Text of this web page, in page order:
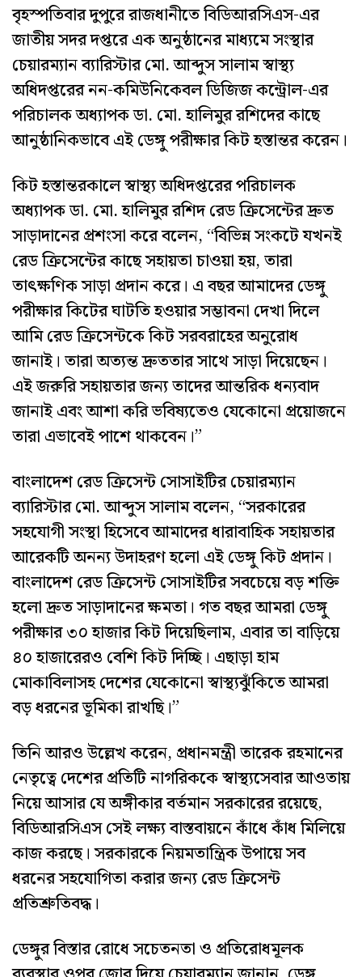
বৃহস্পতিবার দুপুরে রাজধানীতে বিডিআরসিএস-এর
জাতীয় সদর দপ্তরে এক অনুষ্ঠানের মাধ্যমে সংস্থার
চেয়ারম্যান ব্যারিস্টার মো. আব্দুস সালাম স্বাস্থ্য
অধিদপ্তরের নন-কমিউনিকেবল ডিজিজ কন্ট্রোল-এর
পরিচালক অধ্যাপক ডা. মো. হালিমুর রশিদের কাছে
আনুষ্ঠানিকভাবে এই ডেঙ্গু পরীক্ষার কিট হস্তান্তর করেন।
কিট হস্তান্তরকালে স্বাস্থ্য অধিদপ্তরের পরিচালক
অধ্যাপক ডা. মো. হালিমুর রশিদ রেড ক্রিসেন্টের দ্রুত
সাড়াদানের প্রশংসা করে বলেন, “বিভিন্ন সংকটে যখনই
রেড ক্রিসেন্টের কাছে সহায়তা চাওয়া হয়, তারা
তাৎক্ষণিক সাড়া প্রদান করে। এ বছর আমাদের ডেঙ্গু
পরীক্ষার কিটের ঘাটতি হওয়ার সম্ভাবনা দেখা দিলে
আমি রেড ক্রিসেন্টকে কিট সরবরাহের অনুরোধ
জানাই। তারা অত্যন্ত দ্রুততার সাথে সাড়া দিয়েছেন।
এই জরুরি সহায়তার জন্য তাদের আন্তরিক ধন্যবাদ
জানাই এবং আশা করি ভবিষ্যতেও যেকোনো প্রয়োজনে
তারা এভাবেই পাশে থাকবেন।”
বাংলাদেশ রেড ক্রিসেন্ট সোসাইটির চেয়ারম্যান
ব্যারিস্টার মো. আব্দুস সালাম বলেন, “সরকারের
সহযোগী সংস্থা হিসেবে আমাদের ধারাবাহিক সহায়তার
আরেকটি অনন্য উদাহরণ হলো এই ডেঙ্গু কিট প্রদান।
বাংলাদেশ রেড ক্রিসেন্ট সোসাইটির সবচেয়ে বড় শক্তি
হলো দ্রুত সাড়াদানের ক্ষমতা। গত বছর আমরা ডেঙ্গু
পরীক্ষার ৩০ হাজার কিট দিয়েছিলাম, এবার তা বাড়িয়ে
৪০ হাজারেরও বেশি কিট দিচ্ছি। এছাড়া হাম
মোকাবিলাসহ দেশের যেকোনো স্বাস্থ্যঝুঁকিতে আমরা
বড় ধরনের ভূমিকা রাখছি।”
তিনি আরও উল্লেখ করেন, প্রধানমন্ত্রী তারেক রহমানের
নেতৃত্বে দেশের প্রতিটি নাগরিককে স্বাস্থ্যসেবার আওতায়
নিয়ে আসার যে অঙ্গীকার বর্তমান সরকারের রয়েছে,
বিডিআরসিএস সেই লক্ষ্য বাস্তবায়নে কাঁধে কাঁধ মিলিয়ে
কাজ করছে। সরকারকে নিয়মতান্ত্রিক উপায়ে সব
ধরনের সহযোগিতা করার জন্য রেড ক্রিসেন্ট
প্রতিশ্রুতিবদ্ধ।
ডেঙ্গুর বিস্তার রোধে সচেতনতা ও প্রতিরোধমূলক